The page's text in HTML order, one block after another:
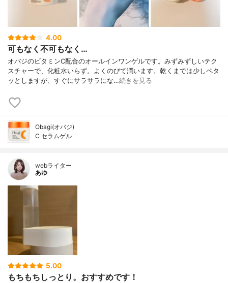
4.00
可もなく不可もなく…
オバジのビタミンC配合のオールインワンゲルです。みずみずしいテク
スチャーで、化粧水いらず。よくのびて潤います。乾くまでは少しペタ
ッとしますが、すぐにサラサラにな…続きを見る
Obagi(オバジ)
C セラムゲル
webライター
あゆ
5.00
もちもちしっとり。おすすめです！